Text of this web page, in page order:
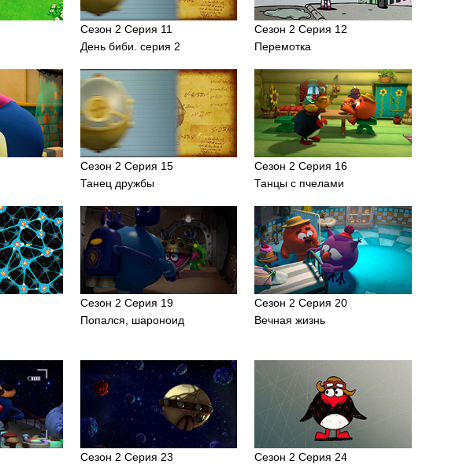
Сезон 2 Серия 11
День биби. серия 2
Сезон 2 Серия 12
Перемотка
Сезон 2 Серия 15
Танец дружбы
Сезон 2 Серия 16
Танцы с пчелами
Сезон 2 Серия 19
Попался, шароноид
Сезон 2 Серия 20
Вечная жизнь
Сезон 2 Серия 23
Сезон 2 Серия 24